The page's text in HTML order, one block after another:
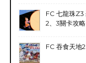
FC 七龍珠Z3
2、3關卡攻
FC 吞食天地